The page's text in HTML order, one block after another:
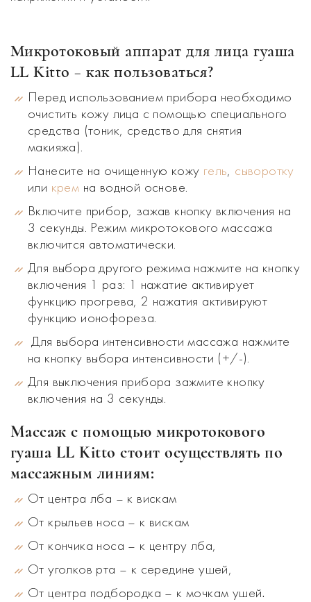
Микротоковый аппарат для лица гуаша
LL Kitto –как пользоваться?
Перед использованием прибора необходимо
очистить кожу лица с помощью специального
средства (тоник, средство для снятия
макияжа).
Нанесите на очищенную кожу гель, сыворотку
или крем на водной основе.
Включите прибор, зажав кнопку включения на
3 секунды. Режим микротокового массажа
включится автоматически.
Для выбора другого режима нажмите на кнопку
включения 1 раз: 1 нажатие активирует
функцию прогрева, 2 нажатия активируют
функцию ионофореза.
Для выбора интенсивности массажа нажмите
на кнопку выбора интенсивности (+/-).
Для выключения прибора зажмите кнопку
включения на 3 секунды.
Массаж с помощью микротокового
гуаша LL Kitto стоит осуществлять по
массажным линиям:
От центра лба – к вискам
От крыльев носа – к вискам
От кончика носа – к центру лба,
От уголков рта – к середине ушей,
От центра подбородка – к мочкам ушей.